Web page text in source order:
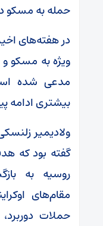
حمله به مسکو
در هفته‌های
ویژه به مسکو و
مدعی شده
بیشتری ادامه
ولادیمیر
گفته بود که
روسیه به
مقام‌های
حملات